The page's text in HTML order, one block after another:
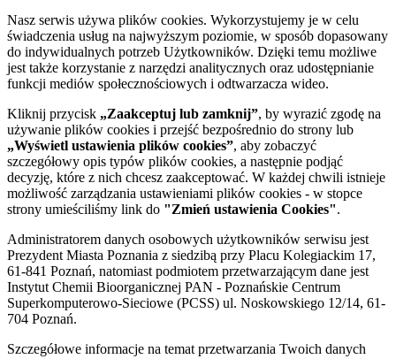
Nasz serwis używa plików cookies. Wykorzystujemy je w celu
świadczenia usług na najwyższym poziomie, w sposób dopasowany
do indywidualnych potrzeb Użytkowników. Dzięki temu możliwe
jest także korzystanie z narzędzi analitycznych oraz udostępnianie
funkcji mediów społecznościowych i odtwarzacza wideo.
Kliknij przycisk „Zaakceptuj lub zamknij”, by wyrazić zgodę na
używanie plików cookies i przejść bezpośrednio do strony lub
„Wyświetl ustawienia plików cookies”, aby zobaczyć
szczegółowy opis typów plików cookies, a następnie podjąć
decyzję, które z nich chcesz zaakceptować. W każdej chwili istnieje
możliwość zarządzania ustawieniami plików cookies - w stopce
strony umieściliśmy link do "Zmień ustawienia Cookies".
Administratorem danych osobowych użytkowników serwisu jest
Prezydent Miasta Poznania z siedzibą przy Placu Kolegiackim 17,
61-841 Poznań, natomiast podmiotem przetwarzającym dane jest
Instytut Chemii Bioorganicznej PAN - Poznańskie Centrum
Superkomputerowo-Sieciowe (PCSS) ul. Noskowskiego 12/14, 61-
704 Poznań.
Szczegółowe informacje na temat przetwarzania Twoich danych